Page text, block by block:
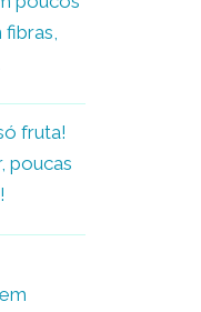
fruta!
poucas